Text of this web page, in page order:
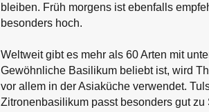
bleiben. Früh morgens ist ebenfalls
besonders hoch.
Weltweit gibt es mehr als 60 Arten mit
Gewöhnliche Basilikum beliebt ist, wird
vor allem in der Asiaküche verwendet.
Zitronenbasilikum passt besonders gut